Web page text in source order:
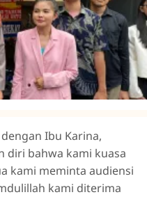
Ibu Karina,
diri bahwa kami kuasa
kami meminta audiensi
kami diterima